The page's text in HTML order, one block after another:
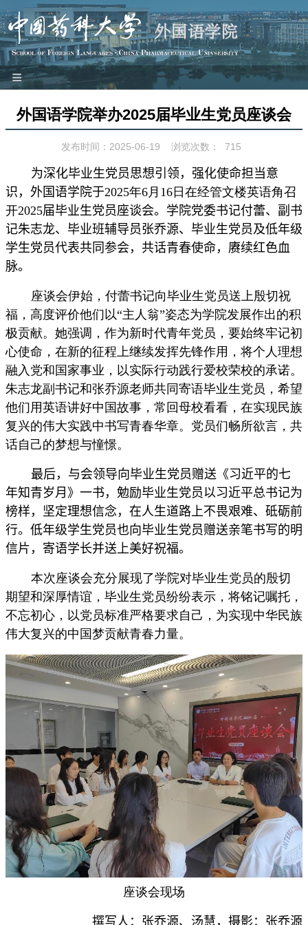
≡
本院概况
师资队伍
教学科研
党建工作
团学园地
工会之家
特色品牌
关工委
English
外国语学院举办2025届毕业生党员座谈会
发布时间：2025-06-19 浏览次数： 715
为深化毕业生党员思想引领 ，强化使命担当意
识，外国语学院于2025年6月 16 日在经管文楼英语角召
开2025届毕业生党员座谈会。学院党委书记付蕾、副书
记朱志龙、毕业班辅导员张乔源、 毕业生党员及低年级
学生党员代表共同参会，共话青春使命，赓续红色血
脉。
座谈会伊始，付蕾书记向毕业生党员送上殷切祝
福，高度评价他们以“主人翁”姿态为学院发展作出的积
极贡献。她强调，作为新时代青年党员，要始终牢记初
心使命，在新的征程上继续发挥先锋作用，将个人理想
融入党和国家事业，以实际行动践行爱校荣校的承诺。
朱志龙副书记和张乔源老师共同寄语毕业生党员，希望
他们用英语讲好中国故事，常回母校看看，在实现民族
复兴的伟大实践中书写青春华章。党员们畅所欲言，共
话自己的梦想与憧憬。
最后，与会领导向毕业生党员赠送《习近平的七
年知青岁月》一书，勉励毕业生党员以习近平总书记为
榜样，坚定理想信念，在人生道路上不畏艰难、砥砺前
行。 低年级学生党员也向毕业生党员赠送亲笔书写的明
信片，寄语学长并送上美好祝福。
本次座谈会充分展现了学院对毕业生党员的殷切
期望和深厚情谊，毕业生党员纷纷表示，将铭记嘱托，
不忘初心，以党员标准严格要求自己，为实现中华民族
伟大复兴的中国梦贡献青春力量。
座谈会现场
撰写人：张乔源、汤慧，摄影：张乔源